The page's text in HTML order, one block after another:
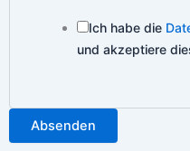
Ich habe die
und akzeptiere
Absenden